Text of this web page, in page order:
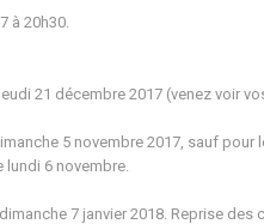
à 20h30.
21 décembre 2017 (venez voir
5 novembre 2017, sauf
lundi 6 novembre.
7 janvier 2018. Reprise